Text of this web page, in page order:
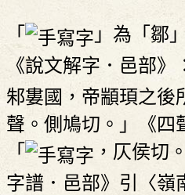
「
」為「鄒
《說文解字．邑部》
邾婁國，帝顓頊之後
聲。側鳩切。」《四
「
，仄侯切
字譜．邑部》引〈嶺